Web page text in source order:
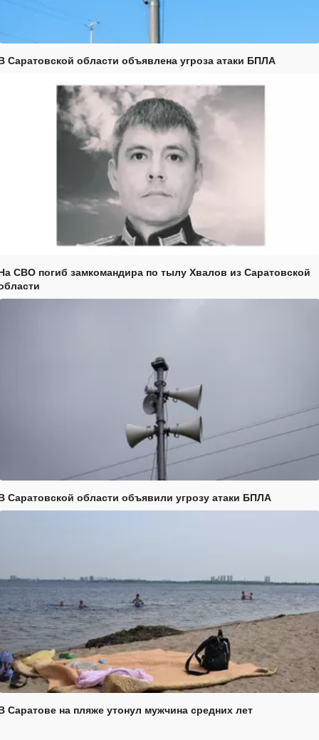
Саратовской области объявлена угроза атаки БПЛА
СВО погиб замкомандира по тылу Хвалов из Саратовской
Саратовской области объявили угрозу атаки БПЛА
Саратове на пляже утонул мужчина средних лет